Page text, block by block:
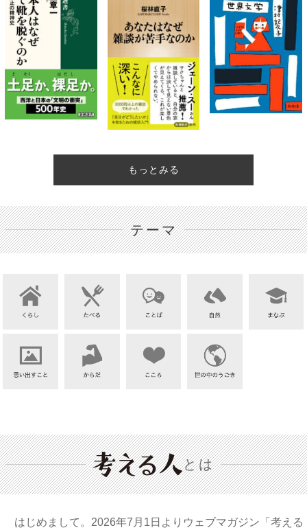
もっとみる
テーマ
とは
はじめまして。2026年7月1日よりウェブマガジン「考える